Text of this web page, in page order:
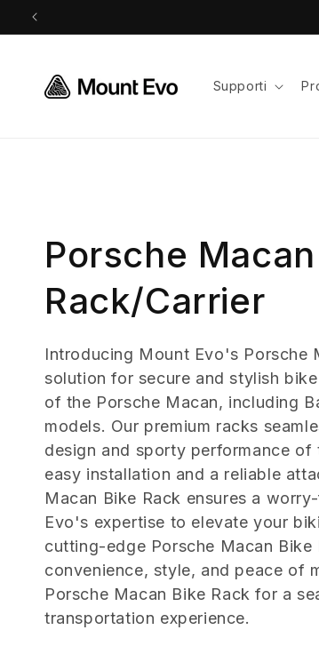
direttamente
ai contenuti
Supporti
C
o
l
l
e
z
i
o
n
Porsche
Rack/Carrier
Introducing Mount Evo's Porsche
solution for secure and stylish
of the Porsche Macan, including
models. Our premium racks
design and sporty performance of
easy installation and a reliable
Macan Bike Rack ensures a
Evo's expertise to elevate your
cutting-edge Porsche Macan Bike
convenience, style, and peace of
Porsche Macan Bike Rack for a
transportation experience.